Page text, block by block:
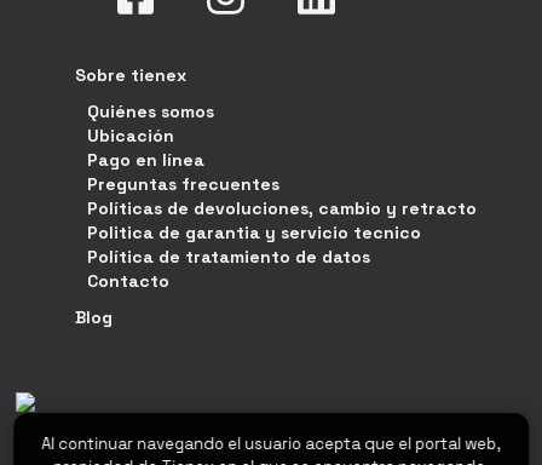
Sobre tienex
Quiénes somos
Ubicación
Pago en línea
Preguntas frecuentes
Políticas de devoluciones, cambio y retracto
Politica de garantia y servicio tecnico
Política de tratamiento de datos
Contacto
Blog
Al continuar navegando el usuario acepta que el portal web,